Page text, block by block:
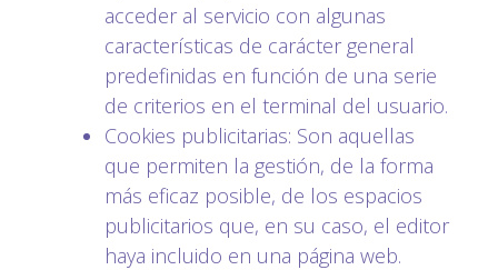
acceder al servicio con algunas
características de carácter general
predefinidas en función de una serie
de criterios en el terminal del usuario.
Cookies publicitarias: Son aquellas
que permiten la gestión, de la forma
más eficaz posible, de los espacios
publicitarios que, en su caso, el editor
haya incluido en una página web.